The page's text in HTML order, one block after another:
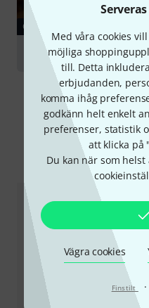
Med våra cookies
möjliga
till. Detta
erbjudanden,
komma ihåg
godkänn helt enkelt
preferenser, statistik
att klicka på
Du kan när som
Vägra cookies
Finstilt ·
GUIDE
Bass Guitars